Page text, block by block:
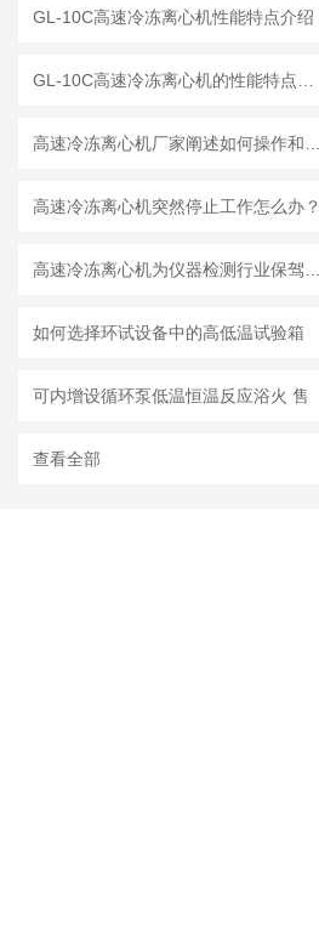
GL-10C高速冷冻离心机性能特点介绍
高速冷冻离心机突然停止工作怎么办？
如何选择环试设备中的高低温试验箱
可内增设循环泵低温恒温反应浴火 售
查看全部